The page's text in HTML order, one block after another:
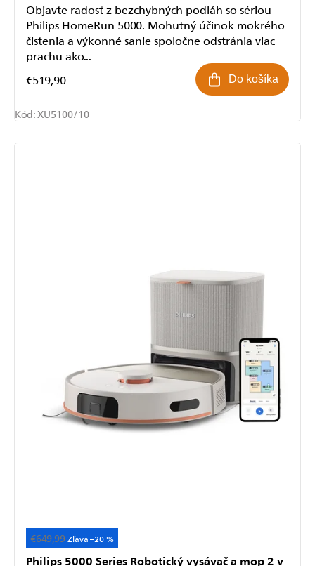
€519,90 Do košíka
Objavte radosť z bezchybných podláh so sériou
Philips HomeRun 5000. Mohutný účinok mokrého
čistenia a výkonné sanie spoločne odstránia viac
prachu ako...
Kód:XU5100/10
Akcia
€649,99 –20 %
Philips 5000 Series Robotický vysávač a mop 2 v